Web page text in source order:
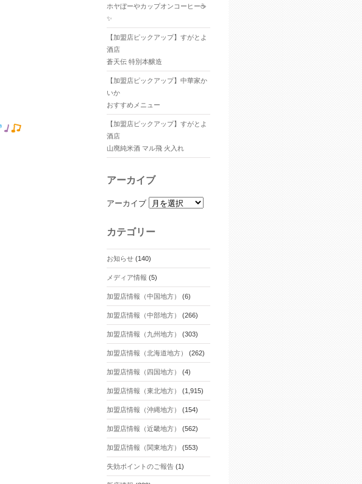
ホヤぼーやカップオンコーヒー☕
✨
【加盟店ピックアップ】すがとよ
酒店
蒼天伝 特別本醸造
【加盟店ピックアップ】中華家か
いか
おすすめメニュー
【加盟店ピックアップ】すがとよ
酒店
山廃純米酒 マル飛 火入れ
アーカイブ
アーカイブ
カテゴリー
お知らせ(140)
メディア情報 (5)
加盟店情報（中国地方） (6)
加盟店情報（中部地方） (266)
加盟店情報（九州地方） (303)
加盟店情報（北海道地方） (262)
加盟店情報（四国地方） (4)
加盟店情報（東北地方） (1,915)
加盟店情報（沖縄地方） (154)
加盟店情報（近畿地方） (562)
加盟店情報（関東地方） (553)
失効ポイントのご報告(1)